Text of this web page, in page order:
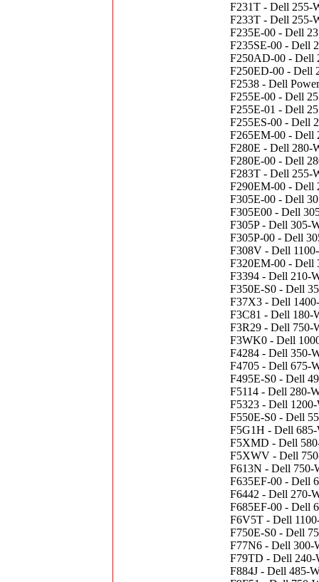
F231T - Dell 255-
F233T - Dell 255-
F235E-00 - Dell
F235SE-00 - Dell
F250AD-00 - Dell
F250ED-00 - Dell
F2538 - Dell
F255E-00 - Dell
F255E-01 - Dell
F255ES-00 - Dell
F265EM-00 - Dell
F280E - Dell 280-
F280E-00 - Dell
F283T - Dell 255-
F290EM-00 - Dell
F305E-00 - Dell
F305E00 - Dell
F305P - Dell 305-
F305P-00 - Dell
F308V - Dell
F320EM-00 - Dell
F3394 - Dell 210-
F350E-S0 - Dell
F37X3 - Dell
F3C81 - Dell 180-
F3R29 - Dell 750-
F3WK0 - Dell
F4284 - Dell 350-
F4705 - Dell 675-
F495E-S0 - Dell
F5114 - Dell 280-
F5323 - Dell
F550E-S0 - Dell
F5G1H - Dell 685-
F5XMD - Dell
F5XWV - Dell
F613N - Dell 750-
F635EF-00 - Dell
F6442 - Dell 270-
F685EF-00 - Dell
F6V5T - Dell
F750E-S0 - Dell
F77N6 - Dell 300-
F79TD - Dell 240-
F884J - Dell 485-